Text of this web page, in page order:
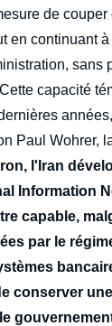
de couper
en continuant
sans
capacité
Paul Wohrer,
l'Iran
Information
capable,
par le
conserver